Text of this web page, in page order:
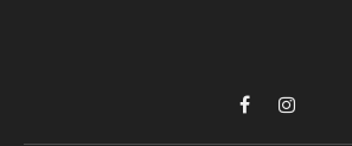
FacebookInstagram